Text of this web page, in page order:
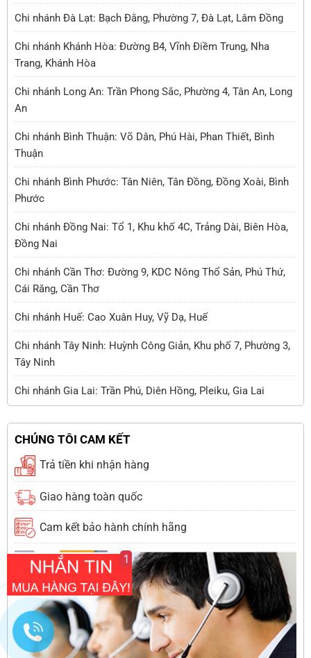
Chi nhánh Đà Lạt: Bạch Đằng, Phường 7, Đà Lạt, Lâm Đồng
Chi nhánh Khánh Hòa: Đường B4, Vĩnh Điềm Trung, Nha
Trang, Khánh Hòa
Chi nhánh Long An: Trần Phong Sắc, Phường 4, Tân An, Long
An
Chi nhánh Bình Thuận: Võ Dân, Phú Hài, Phan Thiết, Bình
Thuận
Chi nhánh Bình Phước: Tân Niên, Tân Đồng, Đồng Xoài, Bình
Phước
Chi nhánh Đồng Nai: Tổ 1, Khu khố 4C, Trảng Dài, Biên Hòa,
Đồng Nai
Chi nhánh Cần Thơ: Đường 9, KDC Nông Thổ Sản, Phú Thứ,
Cái Răng, Cần Thơ
Chi nhánh Huế: Cao Xuân Huy, Vỹ Dạ, Huế
Chi nhánh Tây Ninh: Huỳnh Công Giản, Khu phố 7, Phường 3,
Tây Ninh
Chi nhánh Gia Lai: Trần Phú, Diên Hồng, Pleiku, Gia Lai
CHÚNG TÔI CAM KẾT
Trả tiền khi nhận hàng
Giao hàng toàn quốc
Cam kết bảo hành chính hãng
1